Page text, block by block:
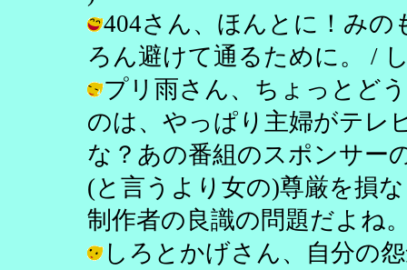
404さん、ほんとに！み
ろん避けて通るために。 /
プリ雨さん、ちょっとど
のは、やっぱり主婦がテレ
な？あの番組のスポンサー
(と言うより女の)尊厳を損
制作者の良識の問題だよね
しろとかげさん、自分の